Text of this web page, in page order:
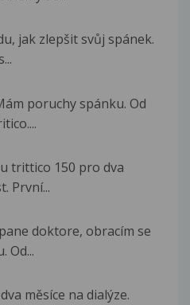
jak zlepšit svůj spánek.
poruchy spánku. Od
trittico 150 pro dva
První...
doktore, obracím se
Od...
měsíce na dialýze.